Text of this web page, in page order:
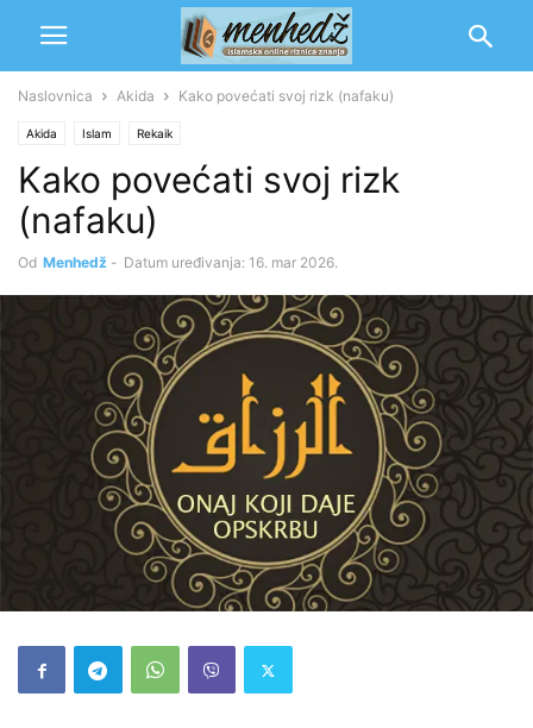
Naslovnica Akida Kako povećati svoj rizk (nafaku)
Akida Islam Rekaik
Kako povećati svoj rizk
(nafaku)
Od Menhedž - Datum uređivanja: 16. mar 2026.